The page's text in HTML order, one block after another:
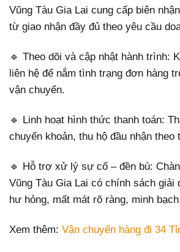
Vũng Tàu Gia Lai cung cấp biên
từ giao nhận đầy đủ theo yêu cầu
🔹 Theo dõi và cập nhật hành trình:
liên hệ để nắm tình trạng đơn hàng
vận chuyển.
🔹 Linh hoạt hình thức thanh toán:
chuyển khoản, thu hộ đầu nhận theo
🔹 Hỗ trợ xử lý sự cố – đền bù:
Vũng Tàu Gia Lai có chính sách giải
hư hỏng, mất mát rõ ràng, minh
Xem thêm: Vận chuyển hàng đi 34